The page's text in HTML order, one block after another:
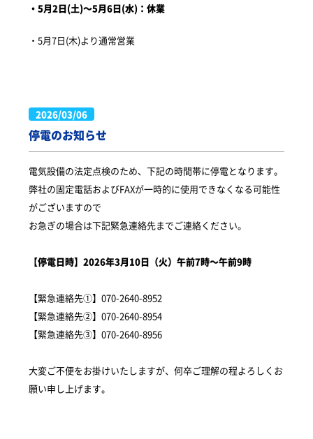
・5月2日(土)～5月6日(水)：休業
・5月7日(木)より通常営業
2026/03/06
停電のお知らせ
電気設備の法定点検のため、下記の時間帯に停電となります。
弊社の固定電話およびFAXが一時的に使用できなくなる可能性
がございますので
お急ぎの場合は下記緊急連絡先までご連絡ください。
【停電日時】2026年3月10日（火）午前7時～午前9時
【緊急連絡先①】070-2640-8952
【緊急連絡先②】070-2640-8954
【緊急連絡先③】070-2640-8956
大変ご不便をお掛けいたしますが、何卒ご理解の程よろしくお
願い申し上げます。